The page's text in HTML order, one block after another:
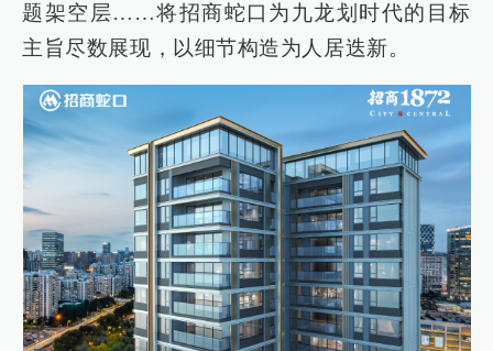
题架空层……将招商蛇口为九龙划时代的目标
主旨尽数展现，以细节构造为人居迭新。